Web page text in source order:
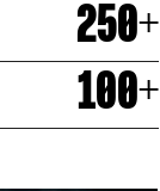
250+
100+